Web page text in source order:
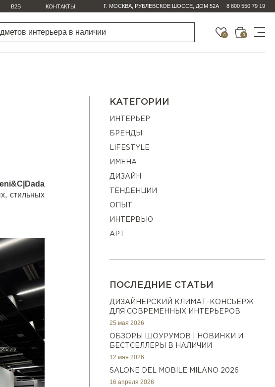
B2B КОНТАКТЫ Г. МОСКВА, РУБЛЕВСКОЕ ШОССЕ, ДОМ 52А 8 800 550 79 19
0 0
стильных
КАТЕГОРИИ
ИНТЕРЬЕР
БРЕНДЫ
LIFESTYLE
ИМЕНА
ДИЗАЙН
ТЕНДЕНЦИИ
ОПЫТ
ИНТЕРВЬЮ
АРТ
ПОСЛЕДНИЕ СТАТЬИ
ДИЗАЙНЕРСКИЙ КЛИМАТ-КОНСЬЕРЖ
ДЛЯ СОВРЕМЕННЫХ ИНТЕРЬЕРОВ
25 мая 2026
ОБЗОРЫ ШОУРУМОВ | НОВИНКИ И
БЕСТСЕЛЛЕРЫ В НАЛИЧИИ
12 мая 2026
SALONE DEL MOBILE MILANO 2026
16 апреля 2026